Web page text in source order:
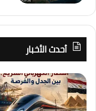
أحدث الأخبار